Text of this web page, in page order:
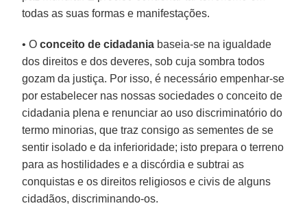
todas as suas formas e manifestações.
• Oconceito de cidadania baseia-se na igualdade
dos direitos e dos deveres, sob cuja sombra todos
gozam da justiça. Por isso, é necessário empenhar-se
por estabelecer nas nossas sociedades o conceito de
cidadania plena e renunciar ao uso discriminatório do
termo minorias, que traz consigo as sementes de se
sentir isolado e da inferioridade; isto prepara o terreno
para as hostilidades e a discórdia e subtrai as
conquistas e os direitos religiosos e civis de alguns
cidadãos, discriminando-os.